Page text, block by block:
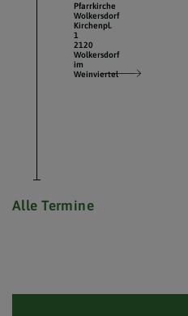
Pfarrkirche
Wolkersdorf
Kirchenpl.
1
2120
Wolkersdorf
im
Weinviertel
Alle Termine